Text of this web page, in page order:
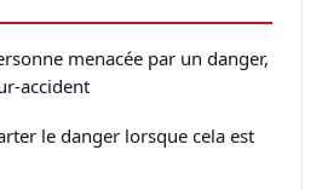
menacée par un danger,
accident
le danger lorsque cela est